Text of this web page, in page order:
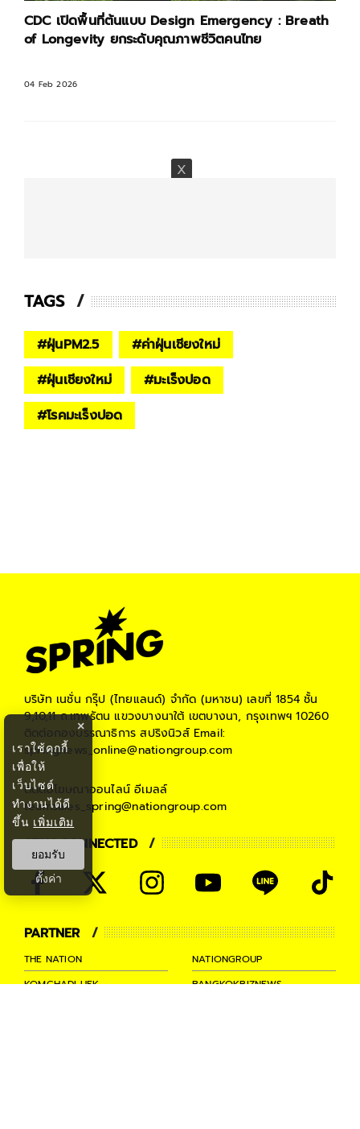
CDC เปิดพื้นที่ต้นแบบ Design Emergency : Breath
of Longevity ยกระดับคุณภาพชีวิตคนไทย
04 Feb 2026
TAGS
#ฝุ่นPM2.5 #ค่าฝุ่นเชียงใหม่
#ฝุ่นเชียงใหม่ #มะเร็งปอด
#โรคมะเร็งปอด
บริษัท เนชั่น กรุ๊ป (ไทยแลนด์) จำกัด (มหาชน) เลขที่ 1854 ชั้น
9,10,11 ถ.เทพรัตน แขวงบางนาใต้ เขตบางนา, กรุงเทพฯ 10260
ติดต่อกองบรรณาธิการ สปริงนิวส์Email:
springnews_online@nationgroup.com
ติดต่อโฆษณาออนไลน์ อีเมลล์
teamsales_spring@nationgroup.com
STAY CONNECTED
PARTNER
THE NATION
NATIONGROUP
KOMCHADLUEK
BANGKOKBIZNEWS
×
เราใช้คุกกี้
เพื่อให้
เว็บไซต์
ทำงานได้ดี
ขึ้น เพิ่มเติม
ยอมรับ
ตั้งค่า